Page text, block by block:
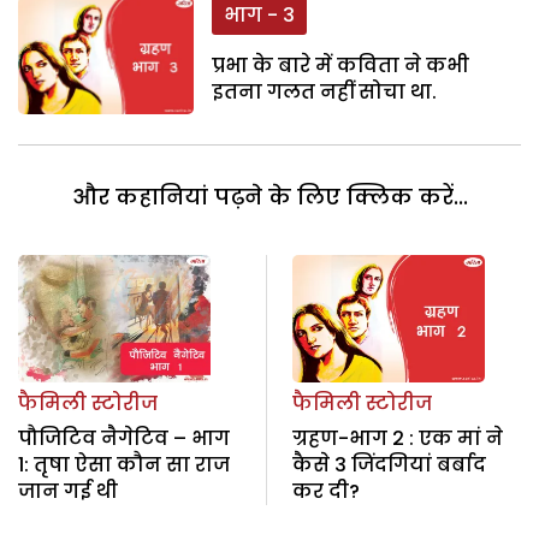
भाग - 3
प्रभा के बारे में कविता ने कभी
इतना गलत नहीं सोचा था.
और कहानियां पढ़ने के लिए क्लिक करें...
फैमिली स्टोरीज
पौजिटिव नैगेटिव – भाग
1: तृषा ऐसा कौन सा राज
जान गई थी
फैमिली स्टोरीज
ग्रहण-भाग 2 : एक मां ने
कैसे 3 जिंदगियां बर्बाद
कर दी?